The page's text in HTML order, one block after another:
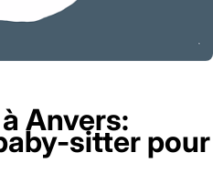
Anvers:
sitter pour